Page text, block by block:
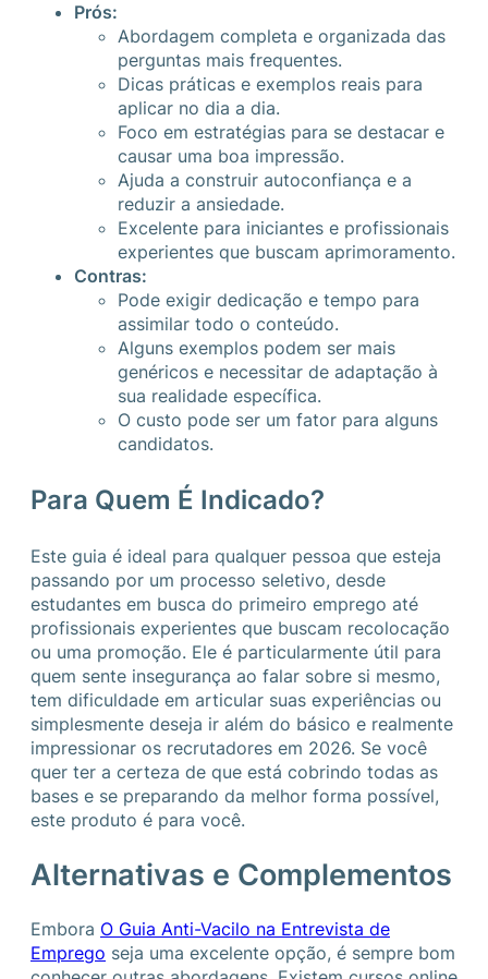
Prós:
Abordagem completa e organizada das
perguntas mais frequentes.
Dicas práticas e exemplos reais para
aplicar no dia a dia.
Foco em estratégias para se destacar e
causar uma boa impressão.
Ajuda a construir autoconfiança e a
reduzir a ansiedade.
Excelente para iniciantes e profissionais
experientes que buscam aprimoramento.
Contras:
Pode exigir dedicação e tempo para
assimilar todo o conteúdo.
Alguns exemplos podem ser mais
genéricos e necessitar de adaptação à
sua realidade específica.
O custo pode ser um fator para alguns
candidatos.
Para Quem É Indicado?
Este guia é ideal para qualquer pessoa que esteja
passando por um processo seletivo, desde
estudantes em busca do primeiro emprego até
profissionais experientes que buscam recolocação
ou uma promoção. Ele é particularmente útil para
quem sente insegurança ao falar sobre si mesmo,
tem dificuldade em articular suas experiências ou
simplesmente deseja ir além do básico e realmente
impressionar os recrutadores em 2026. Se você
quer ter a certeza de que está cobrindo todas as
bases e se preparando da melhor forma possível,
este produto é para você.
Alternativas e Complementos
Embora O Guia Anti-Vacilo na Entrevista de
Emprego seja uma excelente opção, é sempre bom